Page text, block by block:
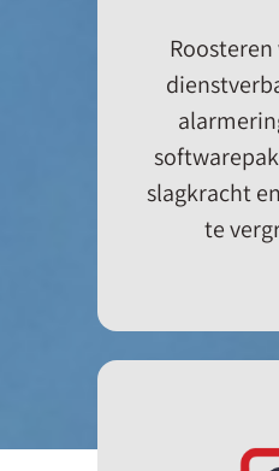
slagkracht
te